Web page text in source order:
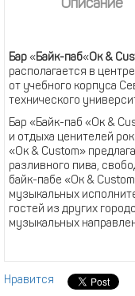
Описание
Бар «Байк-паб«Oк &
располагается в
от учебного корпуса
технического
Бар «Байк-паб «Oк &
и отдыха ценителей
«Oк & Custom»
разливного пива,
байк-пабе «Oк &
музыкальных
гостей из других
музыкальных
Нравится